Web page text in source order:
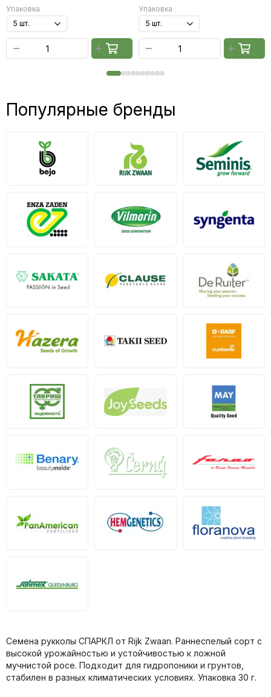
Упаковка
Упаковка
Популярные бренды
Семена рукколы СПАРКЛ от Rijk Zwaan. Раннеспелый сорт с
высокой урожайностью и устойчивостью к ложной
мучнистой росе. Подходит для гидропоники и грунтов,
стабилен в разных климатических условиях. Упаковка 30 г.